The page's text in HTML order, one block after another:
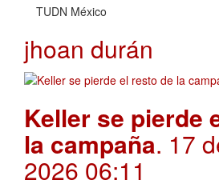
TUDN México
jhoan durán
Keller se pierde
la campaña. 17
2026 06:11